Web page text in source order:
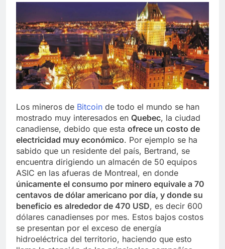
Los mineros de Bitcoin de todo el mundo se han
mostrado muy interesados en Quebec, la ciudad
canadiense, debido que esta ofrece un costo de
electricidad muy económico. Por ejemplo se ha
sabido que un residente del país, Bertrand, se
encuentra dirigiendo un almacén de 50 equipos
ASIC en las afueras de Montreal, en donde
únicamente el consumo por minero equivale a 70
centavos de dólar americano por día, y donde su
beneficio es alrededor de 470 USD, es decir 600
dólares canadienses por mes. Estos bajos costos
se presentan por el exceso de energía
hidroeléctrica del territorio, haciendo que esto